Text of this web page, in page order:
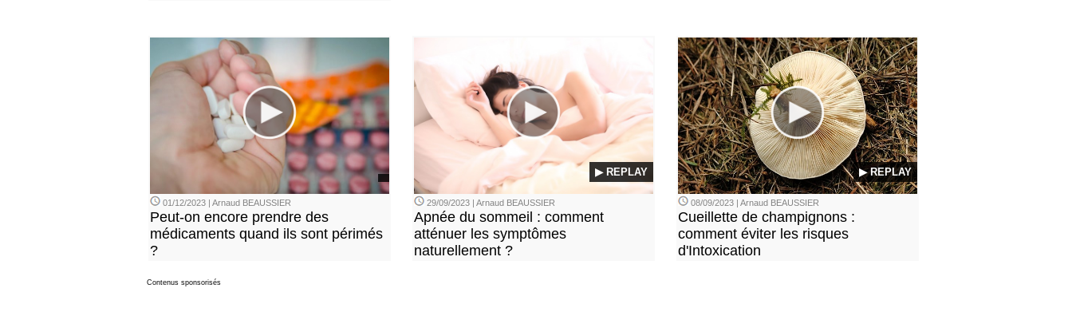
01/12/2023 | Arnaud BEAUSSIER
Peut-on encore prendre des
médicaments quand ils sont périmés
?
▶ REPLAY
29/09/2023 | Arnaud BEAUSSIER
Apnée du sommeil : comment
atténuer les symptômes
naturellement ?
▶ REPLAY
08/09/2023 | Arnaud BEAUSSIER
Cueillette de champignons :
comment éviter les risques
d'Intoxication
Contenus sponsorisés